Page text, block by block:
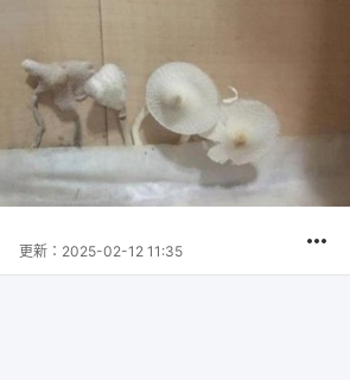
更新： 2025-02-12 11:35